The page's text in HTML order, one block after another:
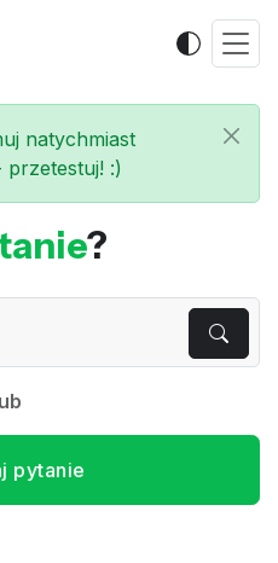
natychmiast
przetestuj! :)
?
pytanie